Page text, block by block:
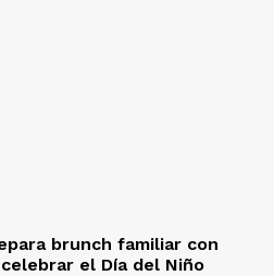
brunch familiar con
el Día del Niño